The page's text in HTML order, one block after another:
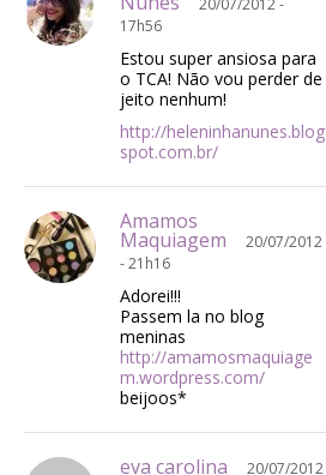
20/07/2012 -
17h56
Estou super ansiosa para
o TCA! Não vou perder de
jeito nenhum!
http://heleninhanunes.blog
spot.com.br/
Amamos
Maquiagem
20/07/2012
- 21h16
Adorei!!!
Passem la no blog
meninas
http://amamosmaquiage
m.wordpress.com/
beijoos*
eva carolina 20/07/2012